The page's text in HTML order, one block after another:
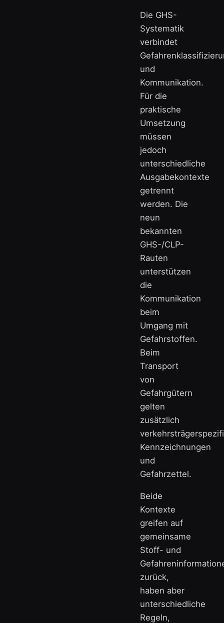
Die GHS-
Systematik
verbindet
und
Kommunikation.
Für die
praktische
Umsetzung
müssen
jedoch
unterschiedliche
Ausgabekontexte
getrennt
werden. Die
neun
bekannten
GHS-/CLP-
Rauten
unterstützen
die
Kommunikation
beim
Umgang mit
Gefahrstoffen.
Beim
Transport
von
Gefahrgütern
gelten
zusätzlich
Kennzeichnungen
und
Gefahrzettel.
Beide
Kontexte
greifen auf
gemeinsame
Stoff- und
zurück,
haben aber
unterschiedliche
Regeln,